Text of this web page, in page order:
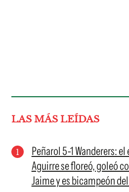
LAS MÁS LEÍDAS
Peñarol 5-1 Wanderers:
Aguirre se floreó, goleó
Jaime y es bicampeón